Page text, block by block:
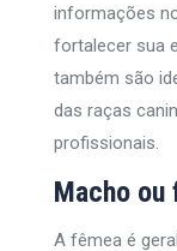
informações
fortalecer sua
também são
das raças
profissionais.
Macho ou
A fêmea é